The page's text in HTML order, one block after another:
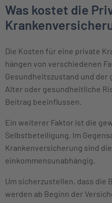
Was kostet die
Die Kosten für eine private
hängen von verschiedenen
Gesundheitszustand und der
Alter oder gesundheitliche
Beitrag beeinflussen.
Ein weiterer Faktor ist die
Selbstbeteiligung. Im
Krankenversicherung sind
einkommensunabhängig.
Um sicherzustellen, dass die
werden ab Beginn der